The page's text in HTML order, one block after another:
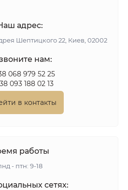
адрес:
Шептицкого 22, Киев, 02002
нам:
068 979 52 25
093 188 02 13
в контакты
работы
- птн: 9-18
сетях: